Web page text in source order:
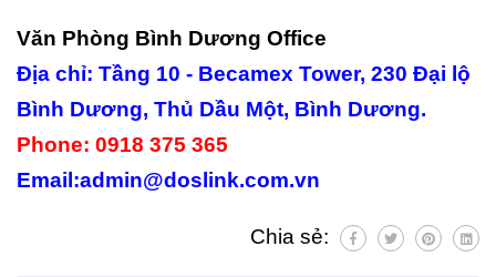
Văn Phòng Bình Dương Office
Địa chỉ: Tầng 10 - Becamex Tower, 230 Đại lộ
Bình Dương, Thủ Dầu Một, Bình Dương.
Phone: 0918 375 365
Email:admin@doslink.com.vn
Chia sẻ: